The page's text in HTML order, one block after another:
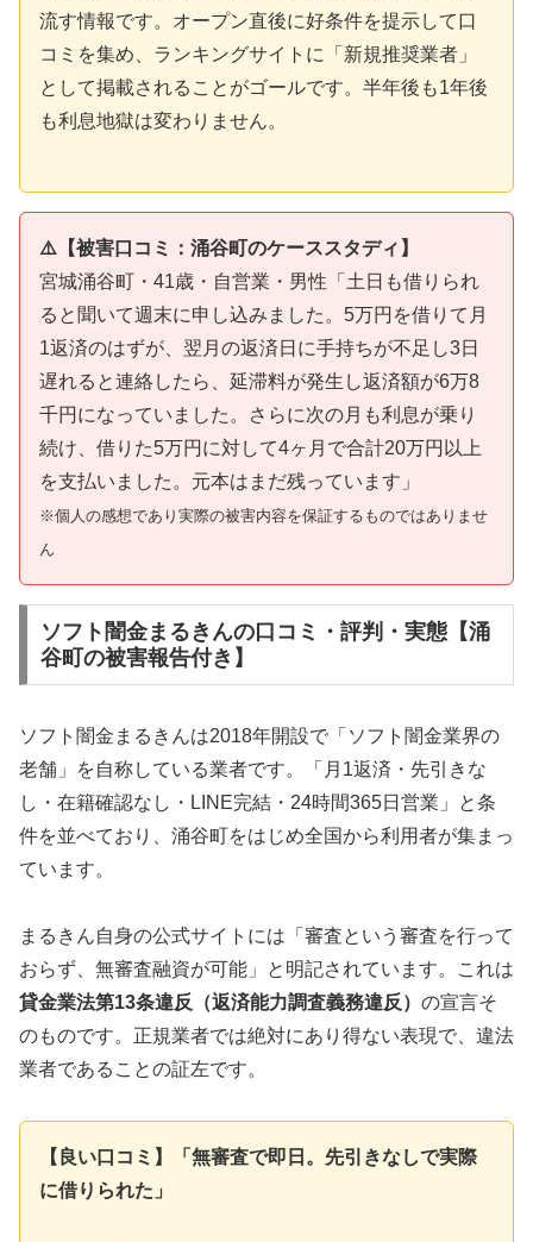
流す情報です。オープン直後に好条件を提示して口
コミを集め、ランキングサイトに「新規推奨業者」
として掲載されることがゴールです。半年後も1年後
も利息地獄は変わりません。
⚠️【被害口コミ：涌谷町のケーススタディ】
宮城涌谷町・41歳・自営業・男性「土日も借りられ
ると聞いて週末に申し込みました。5万円を借りて月
1返済のはずが、翌月の返済日に手持ちが不足し3日
遅れると連絡したら、延滞料が発生し返済額が6万8
千円になっていました。さらに次の月も利息が乗り
続け、借りた5万円に対して4ヶ月で合計20万円以上
を支払いました。元本はまだ残っています」
※個人の感想であり実際の被害内容を保証するものではありませ
ん
ソフト闇金まるきんの口コミ・評判・実態【涌
谷町の被害報告付き】
ソフト闇金まるきんは2018年開設で「ソフト闇金業界の
老舗」を自称している業者です。「月1返済・先引きな
し・在籍確認なし・LINE完結・24時間365日営業」と条
件を並べており、涌谷町をはじめ全国から利用者が集まっ
ています。
まるきん自身の公式サイトには「審査という審査を行って
おらず、無審査融資が可能」と明記されています。これは
貸金業法第13条違反（返済能力調査義務違反） の宣言そ
のものです。正規業者では絶対にあり得ない表現で、違法
業者であることの証左です。
【良い口コミ】「無審査で即日。先引きなしで実際
に借りられた」